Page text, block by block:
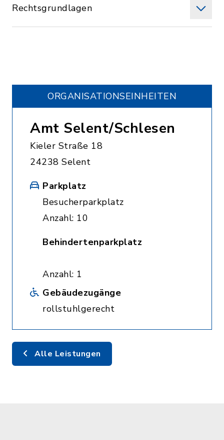
Rechtsgrundlagen
ORGANISATIONS­EINHEITEN
Amt Selent/Schlesen
Kieler Straße 18
24238 Selent
Parkplatz
Besucherparkplatz
Anzahl: 10
Behindertenparkplatz
Anzahl: 1
Gebäudezugänge
rollstuhlgerecht
Alle Leistungen